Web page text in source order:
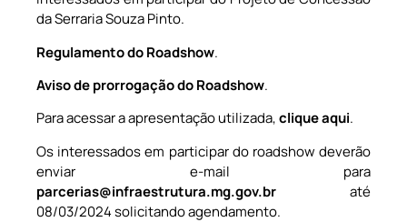
da Serraria Souza Pinto.
Regulamento do Roadshow.
Aviso de prorrogação do Roadshow.
Para acessar a apresentação utilizada,clique aqui.
Os interessados em participar do roadshow deverão
enviar e-mail para
parcerias@infraestrutura.mg.gov.br até
08/03/2024 solicitando agendamento.